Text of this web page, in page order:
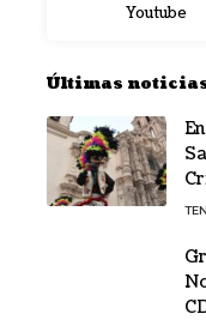
Youtube
Últimas